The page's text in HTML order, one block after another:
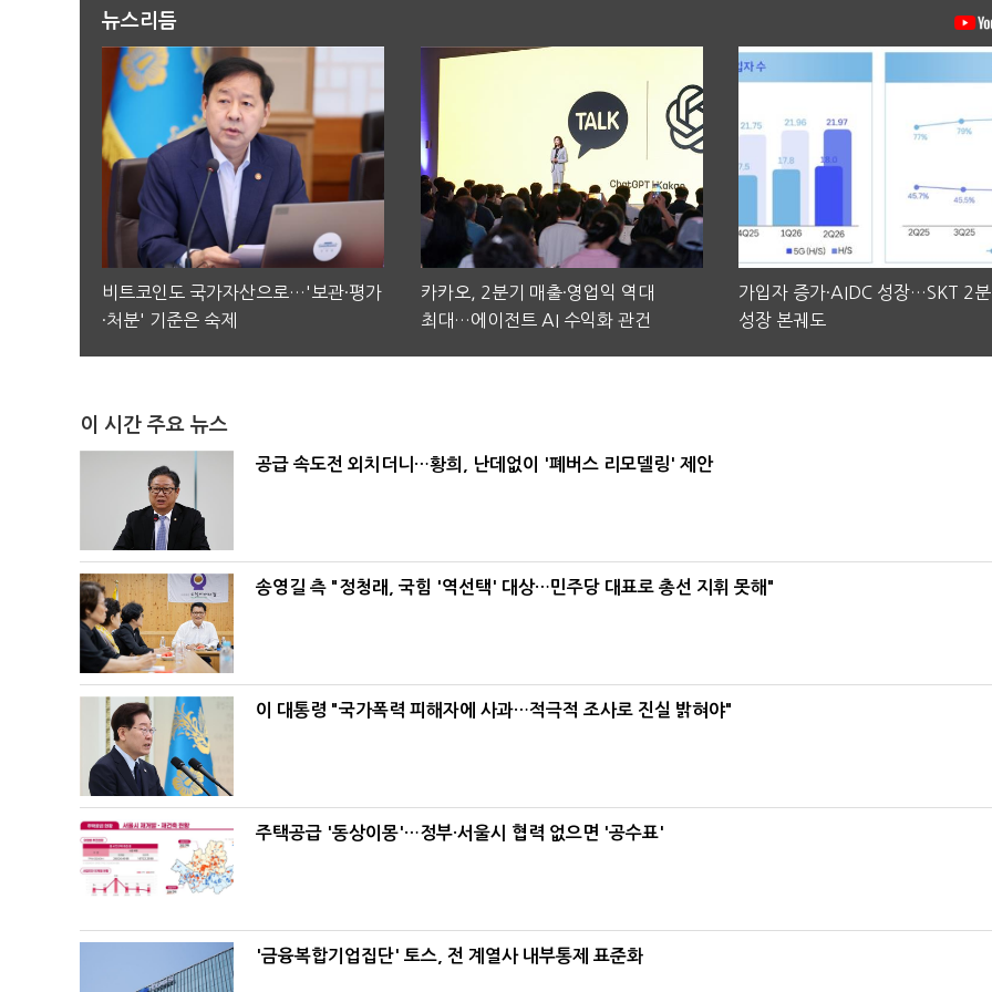
뉴스리듬
비트코인도 국가자산으로…'보관·평가
·처분' 기준은 숙제
카카오, 2분기 매출·영업익 역대
최대…에이전트 AI 수익화 관건
가입자 증가·AIDC 성장…SKT 2
성장 본궤도
이 시간 주요 뉴스
공급 속도전 외치더니…황희, 난데없이 '폐버스 리모델링' 제안
송영길 측 "정청래, 국힘 '역선택' 대상…민주당 대표로 총선 지휘 못해"
이 대통령 "국가폭력 피해자에 사과…적극적 조사로 진실 밝혀야"
주택공급 '동상이몽'…정부·서울시 협력 없으면 '공수표'
'금융복합기업집단' 토스, 전 계열사 내부통제 표준화